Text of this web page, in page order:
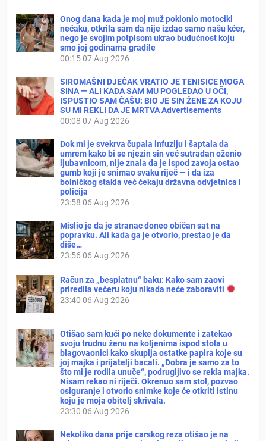
Onog dana kada je moj muž poklonio motocikl
nećaku, otkrila sam da nije izdao samo našu kćer,
nego je svojim potpisom ukrao budućnost koju
smo joj godinama gradile
00:1507 Aug 2026
SIROMAŠNI DJEČAK VRATIO JE TENISICE MOGA
SINA — ALI KADA SAM MU POGLEDAO U OČI,
ISPUSTIO SAM ČAŠU: BIO JE SIN ŽENE ZA KOJU
SU MI REKLI DA JE MRTVA Advertisements
00:08 07 Aug 2026
Dok mi je svekrva čupala infuziju i šaptala da
umrem kako bi se njezin sin već sutradan oženio
ljubavnicom, nije znala da je ispod zavoja ostao
gumb koji je snimao svaku riječ — i da iza
bolničkog stakla već čekaju državna odvjetnica i
policija
23:58 06 Aug 2026
Mislio je da je stranac doneo običan sat na
popravku. Ali kada ga je otvorio, prestao je da
diše…
23:56 06 Aug 2026
Račun za „besplatnu“ baku: Kako sam zaovi
priredila večeru koju nikada neće zaboraviti
23:40 06 Aug 2026
Otišao sam kući po neke dokumente i zatekao
svoju trudnu ženu na koljenima ispod stola u
blagovaonici kako skuplja ostatke papira koje su
joj majka i prijatelji bacali. „Dobra je samo za to
što mi je rodila unuče“, podrugljivo se rekla majka.
Nisam rekao ni riječi. Okrenuo sam stol, pozvao
osiguranje i otvorio snimke koje će otkriti istinu
koju je moja obitelj skrivala.
23:30 06 Aug 2026
Nekoliko dana prije carskog reza otišao je na